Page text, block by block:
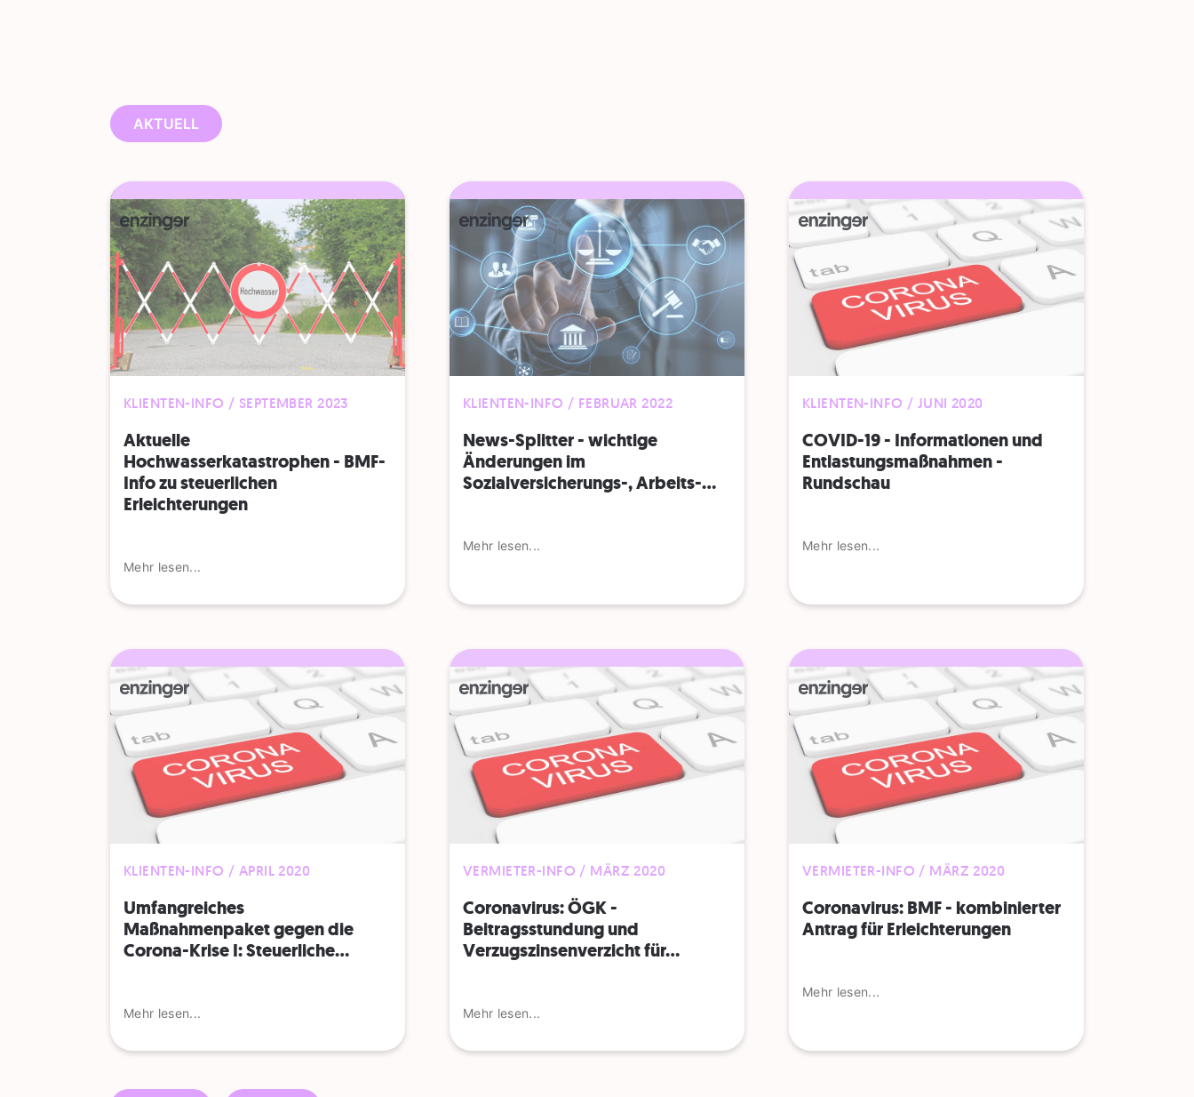
AKTUELL
KLIENTEN-INFO / SEPTEMBER 2023
Aktuelle
Hochwasserkatastrophen - BMF-
Info zu steuerlichen
Erleichterungen
Mehr lesen...
KLIENTEN-INFO / FEBRUAR 2022
News-Splitter - wichtige
Änderungen im
Sozialversicherungs-, Arbeits-...
Mehr lesen...
KLIENTEN-INFO / JUNI 2020
COVID-19 - Informationen und
Entlastungsmaßnahmen -
Rundschau
Mehr lesen...
KLIENTEN-INFO / APRIL 2020
Umfangreiches
Maßnahmenpaket gegen die
Corona-Krise I: Steuerliche...
Mehr lesen...
VERMIETER-INFO / MÄRZ 2020
Coronavirus: ÖGK -
Beitragsstundung und
Verzugszinsenverzicht für...
Mehr lesen...
VERMIETER-INFO / MÄRZ 2020
Coronavirus: BMF - kombinierter
Antrag für Erleichterungen
Mehr lesen...